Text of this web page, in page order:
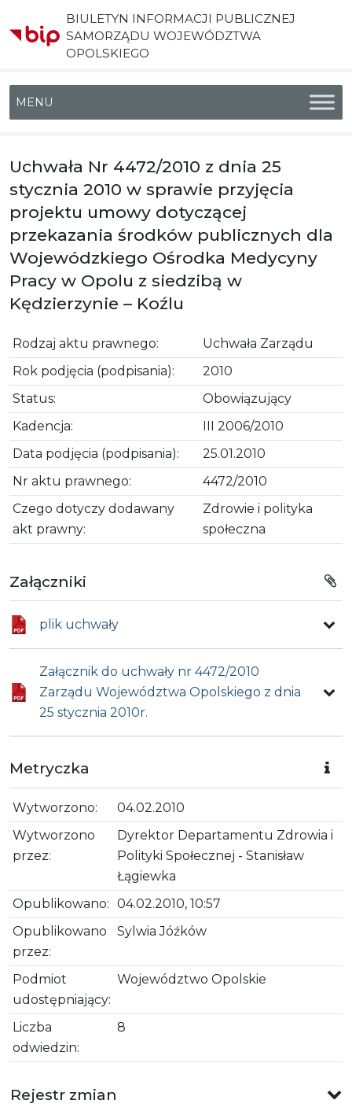
BIULETYN INFORMACJI PUBLICZNEJ
SAMORZĄDU WOJEWÓDZTWA
OPOLSKIEGO
Menu główne
Uchwała Nr 4472/2010 z dnia 25
stycznia 2010 w sprawie przyjęcia
projektu umowy dotyczącej
przekazania środków publicznych dla
Wojewódzkiego Ośrodka Medycyny
Pracy w Opolu z siedzibą w
Kędzierzynie – Koźlu
Rodzaj aktu prawnego:
Uchwała Zarządu
Rok podjęcia (podpisania):
2010
Status:
Obowiązujący
Kadencja:
III 2006/2010
Data podjęcia (podpisania):
25.01.2010
Nr aktu prawnego:
4472/2010
Czego dotyczy dodawany
akt prawny:
Zdrowie i polityka
społeczna
Załączniki
plik uchwały
Załącznik do uchwały nr 4472/2010
Zarządu Województwa Opolskiego z dnia
25 stycznia 2010r.
Metryczka
Wytworzono:
04.02.2010
Wytworzono
przez:
Dyrektor Departamentu Zdrowia i
Polityki Społecznej - Stanisław
Łągiewka
Opublikowano: 04.02.2010, 10:57
Opublikowano
przez:
Sylwia Jóźków
Podmiot
udostępniający:
Województwo Opolskie
Liczba
odwiedzin:
8
Rejestr zmian